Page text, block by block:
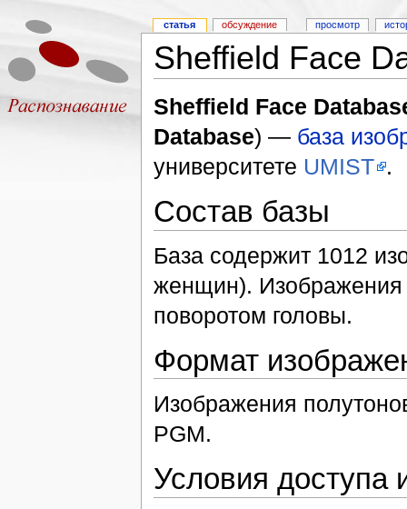
Sheffield Face
Sheffield Face
Database) — база
университете UMIST .
Состав базы
База содержит 1012
женщин). Изображения
поворотом головы.
Формат
Изображения
PGM.
Условия доступа
статья обсуждение просмотр